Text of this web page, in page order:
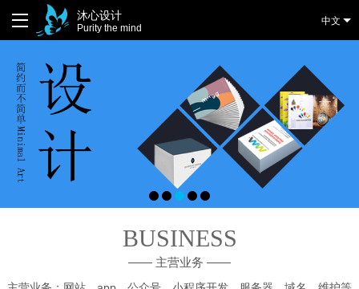
沐心设计
Purity the mind
中文
BUSINESS
—— 主营业务 ——